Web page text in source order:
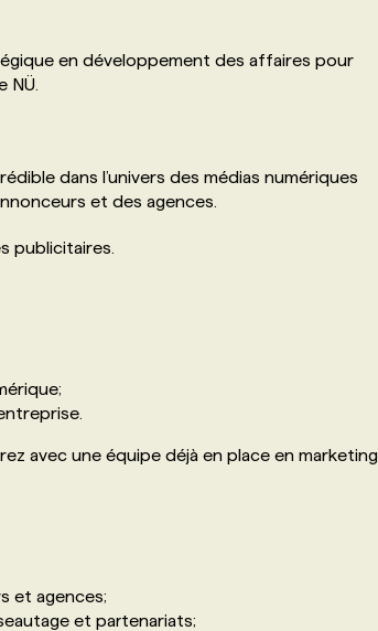
en développement des affaires pour
NÜ.
dans l’univers des médias numériques
et des agences.
publicitaires.
avec une équipe déjà en place en marketing
et agences;
et partenariats;